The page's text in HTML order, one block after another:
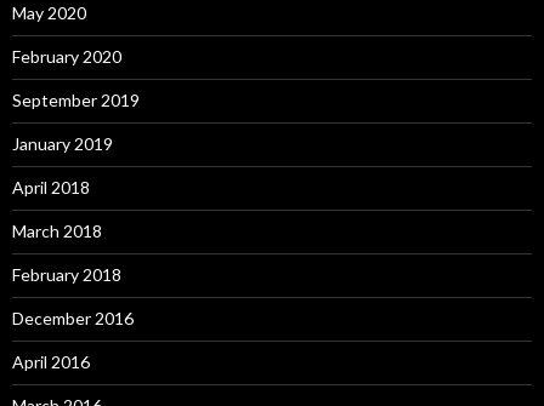
May 2020
February 2020
September 2019
January 2019
April 2018
March 2018
February 2018
December 2016
April 2016